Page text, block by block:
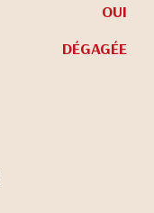
OUI
DÉGAGÉE